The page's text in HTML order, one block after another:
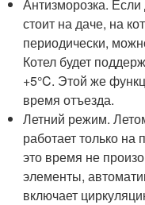
Антизморозка. Если
стоит на даче, на
периодически,
Котел будет
+5°C. Этой же
время отъезда.
Летний режим.
работает только
это время не
элементы,
включает